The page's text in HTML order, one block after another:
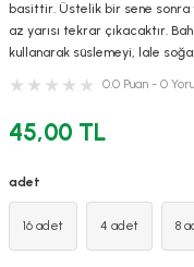
basittir. Üstelik bir sene sonra
az yarısı tekrar çıkacaktır.
kullanarak süslemeyi, lale
0.0 Puan - 0
45,00 TL
adet
16 adet 4 adet 8